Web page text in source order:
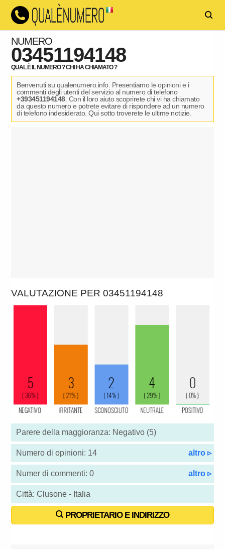
NUMERO
03451194148
QUAL È IL NUMERO ? CHI HA CHIAMATO ?
Benvenuti su qualenumero.info. Presentiamo le opinioni e i
commenti degli utenti del servizio al numero di telefono
+393451194148. Con il loro aiuto scoprirete chi vi ha chiamato
da questo numero e potrete evitare di rispondere ad un numero
di telefono indesiderato. Qui sotto troverete le ultime notizie.
VALUTAZIONE PER 03451194148
Parere della maggioranza: Negativo (5)
Numero di opinioni: 14 altro ▹
Numer di commenti: 0 altro ▹
Città: Clusone - Italia
PROPRIETARIO E INDIRIZZO